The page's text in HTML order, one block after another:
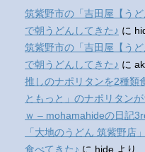
筑紫野市の「吉田屋【うど
で朝うどんしてきた♪ に
筑紫野市の「吉田屋【うど
で朝うどんしてきた♪ に ak
推しのナポリタンを2種類
ともっと」のナポリタン
ｗ – mohamahideの日記
「大地のうどん 筑紫野店
食べてきた♪ に hide より